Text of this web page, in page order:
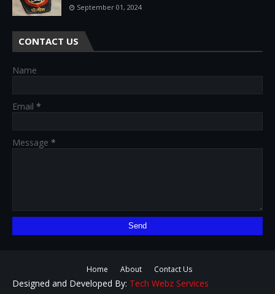
September 01, 2024
CONTACT US
Name
Email *
Message *
Home About Contact Us
Designed and Developed By: Tech Webz Services